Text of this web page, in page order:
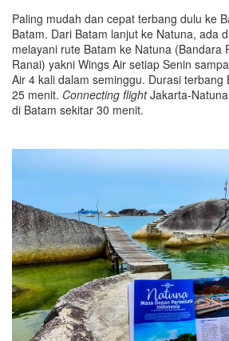
Paling mudah dan cepat terbang dulu ke
Batam. Dari Batam lanjut ke Natuna, ada
melayani rute Batam ke Natuna (Bandara
Ranai) yakni Wings Air setiap Senin
Air 4 kali dalam seminggu. Durasi terbang
25 menit. Connecting flightJakarta-
di Batam sekitar 30 menit.